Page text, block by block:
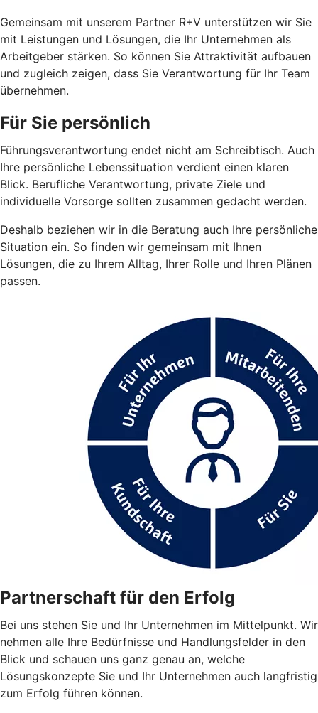
Gemeinsam mit unserem Partner R+V unterstützen wir Sie
mit Leistungen und Lösungen, die Ihr Unternehmen als
Arbeitgeber stärken. So können Sie Attraktivität aufbauen
und zugleich zeigen, dass Sie Verantwortung für Ihr Team
übernehmen.
Für Sie persönlich
Führungsverantwortung endet nicht am Schreibtisch. Auch
Ihre persönliche Lebenssituation verdient einen klaren
Blick. Berufliche Verantwortung, private Ziele und
individuelle Vorsorge sollten zusammen gedacht werden.
Deshalb beziehen wir in die Beratung auch Ihre persönliche
Situation ein. So finden wir gemeinsam mit Ihnen
Lösungen, die zu Ihrem Alltag, Ihrer Rolle und Ihren Plänen
passen.
Partnerschaft für den Erfolg
Bei uns stehen Sie und Ihr Unternehmen im Mittelpunkt. Wir
nehmen alle Ihre Bedürfnisse und Handlungsfelder in den
Blick und schauen uns ganz genau an, welche
Lösungskonzepte Sie und Ihr Unternehmen auch langfristig
zum Erfolg führen können.